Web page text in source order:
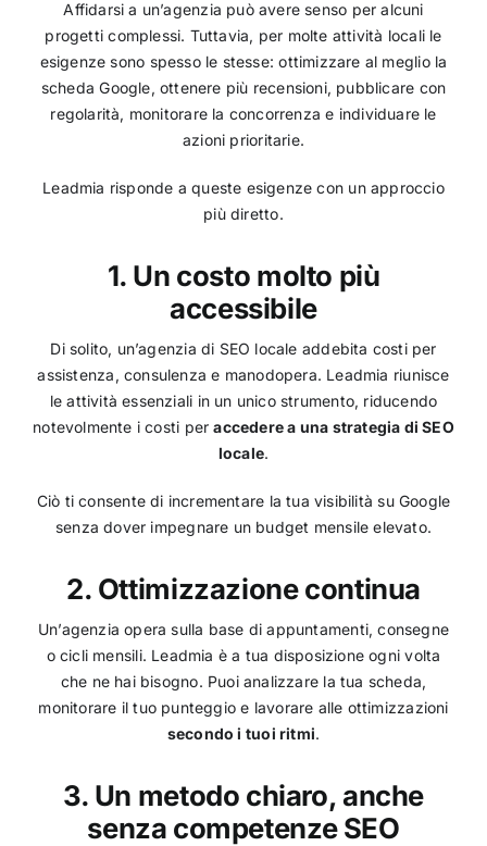
Affidarsi a un’agenzia può avere senso per alcuni
progetti complessi. Tuttavia, per molte attività locali le
esigenze sono spesso le stesse: ottimizzare al meglio la
scheda Google, ottenere più recensioni, pubblicare con
regolarità, monitorare la concorrenza e individuare le
azioni prioritarie.
Leadmia risponde a queste esigenze con un approccio
più diretto.
1. Un costo molto più
accessibile
Di solito, un’agenzia di SEO locale addebita costi per
assistenza, consulenza e manodopera. Leadmia riunisce
le attività essenziali in un unico strumento, riducendo
notevolmente i costi peraccedere a una strategia di SEO
locale.
Ciò ti consente di incrementare la tua visibilità su Google
senza dover impegnare un budget mensile elevato.
2. Ottimizzazione continua
Un’agenzia opera sulla base di appuntamenti, consegne
o cicli mensili. Leadmia è a tua disposizione ogni volta
che ne hai bisogno. Puoi analizzare la tua scheda,
monitorare il tuo punteggio e lavorare alle ottimizzazioni
secondo i tuoi ritmi.
3. Un metodo chiaro, anche
senza competenze SEO